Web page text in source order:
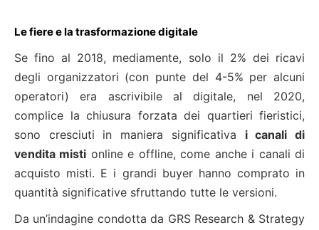
Le fiere e la trasformazione digitale
Se fino al 2018, mediamente, solo il 2% dei ricavi
degli organizzatori (con punte del 4-5% per alcuni
operatori) era ascrivibile al digitale, nel 2020,
complice la chiusura forzata dei quartieri fieristici,
sono cresciuti in maniera significativa i canali di
vendita misti online e offline, come anche i canali di
acquisto misti. E i grandi buyer hanno comprato in
quantità significative sfruttando tutte le versioni.
Da un’indagine condotta da GRS Research & Strategy